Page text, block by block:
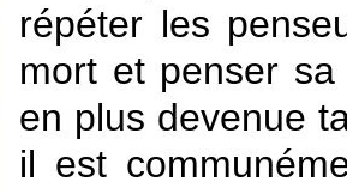
répéter les
mort et penser
en plus devenue
il est